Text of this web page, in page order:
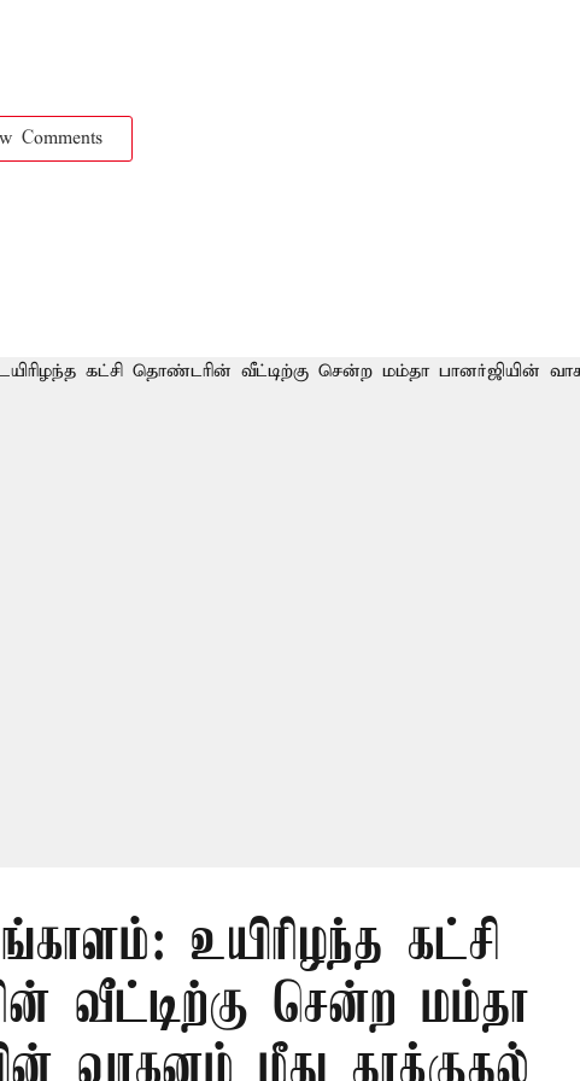
Comments
உயிரிழந்த கட்சி
வீட்டிற்கு சென்ற மம்தா